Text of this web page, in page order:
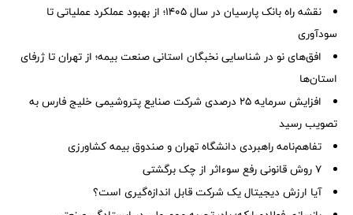
نقشه راه بانک پارسیان در سال ۱۴۰۵؛ از بهبود عملکرد عملیاتی تا
سودآوری
افق‌های نو در شناسایی نخبگان استانی صنعت بیمه؛ از تهران تا ژرفای
استان‌ها
افزایش سرمایه ۲۵ درصدی شرکت صنایع پتروشیمی خلیج فارس به
تصویب رسید
تفاهم‌نامه راهبردی دانشگاه تهران و صندوق بیمه كشاورزی
۷ روش قانونی رفع سوء‌اثر از چک برگشتی
آیا ارزش دیجیتال یک شرکت قابل اندازه‌گیری است؟